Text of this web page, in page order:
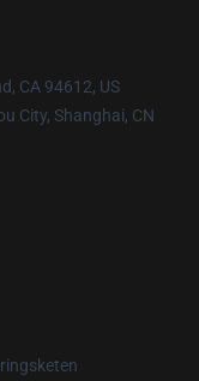
CA 94612, US
City, Shanghai, CN